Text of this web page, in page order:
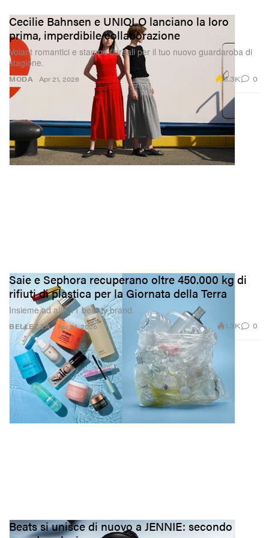
MODA
Cecilie Bahnsen e UNIQLO lanciano la loro
prima, imperdibile collaborazione
Volant romantici e stampe floreali per il tuo nuovo guardaroba di
stagione.
Apr 21, 2026 6.3K 0
BELLEZZA
Saie e Sephora recuperano oltre 450.000 kg di
rifiuti di plastica per la Giornata della Terra
Insieme ad altri 11 beauty brand.
Apr 21, 2026 1.3K 0
Beats si unisce di nuovo a JENNIE: secondo